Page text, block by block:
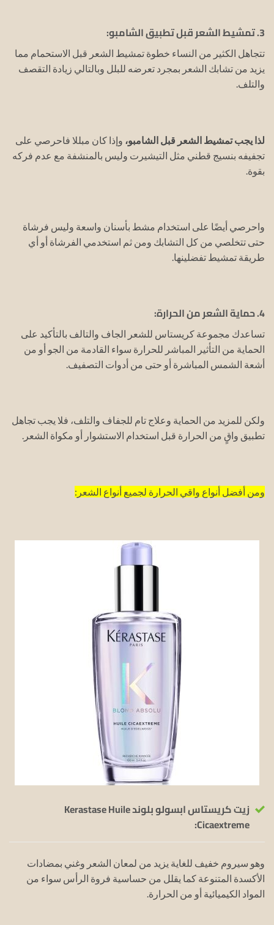
3. تمشيط الشعر قبل تطبيق الشامبو:
تتجاهل الكثير من النساء خطوة تمشيط الشعر قبل الاستحمام مما
يزيد من تشابك الشعر بمجرد تعرضه للبلل وبالتالي زيادة التقصف
والتلف.
لذا يجب تمشيط الشعر قبل الشامبو، وإذا كان مبللا فاحرصي على
تجفيفه بنسيج قطني مثل التيشيرت وليس بالمنشفة مع عدم فركه
بقوة.
واحرصي أيضًا على استخدام مشط بأسنان واسعة وليس فرشاة
حتى تتخلصي من كل التشابك ومن ثم استخدمي الفرشاة أو أي
طريقة تمشيط تفضلينها.
4. حماية الشعر من الحرارة:
تساعدك مجموعة كريستاس للشعر الجاف والتالف بالتأكيد على
الحماية من التأثير المباشر للحرارة سواء القادمة من الجو أو من
أشعة الشمس المباشرة أو حتى من أدوات التصفيف.
ولكن للمزيد من الحماية وعلاج تام للجفاف والتلف، فلا يجب تجاهل
تطبيق واقٍ من الحرارة قبل استخدام الاستشوار أو مكواة الشعر.
ومن أفضل أنواع واقي الحرارة لجميع أنواع الشعر:
زيت كريستاس ابسولو بلوند Kerastase Huile
Cicaextreme:
وهو سيروم خفيف للغاية يزيد من لمعان الشعر وغني بمضادات
الأكسدة المتنوعة كما يقلل من حساسية فروة الرأس سواء من
المواد الكيميائية أو من الحرارة.